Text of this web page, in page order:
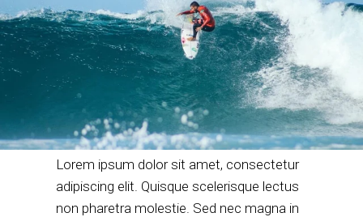
Lorem ipsum dolor sit amet, consectetur
adipiscing elit. Quisque scelerisque lectus
non pharetra molestie. Sed nec magna in